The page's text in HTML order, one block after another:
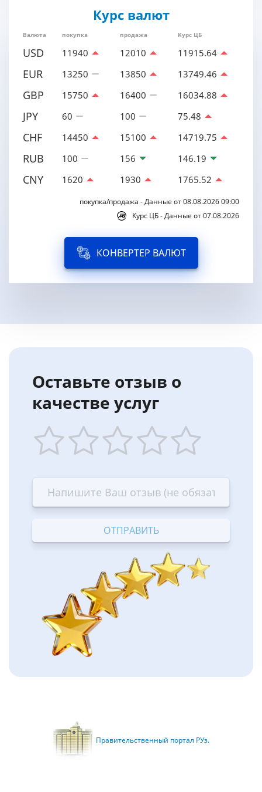
Курс валют
Валюта покупка продажа Курс ЦБ
USD 11940 12010 11915.64
EUR 13250 13850 13749.46
GBP 15750 16400 16034.88
JPY 60 100 75.48
CHF 14450 15100 14719.75
RUB 100 156 146.19
CNY 1620 1930 1765.52
покупка/продажа - Данные от 08.08.2026 09:00
Курс ЦБ - Данные от 07.08.2026
КОНВЕРТЕР ВАЛЮТ
Оставьте отзыв о
качестве услуг
star
Terrible
stars
—
Bad
stars
—
OK
stars
—
Good
stars
—
Excellent
Правительственный портал РУз.